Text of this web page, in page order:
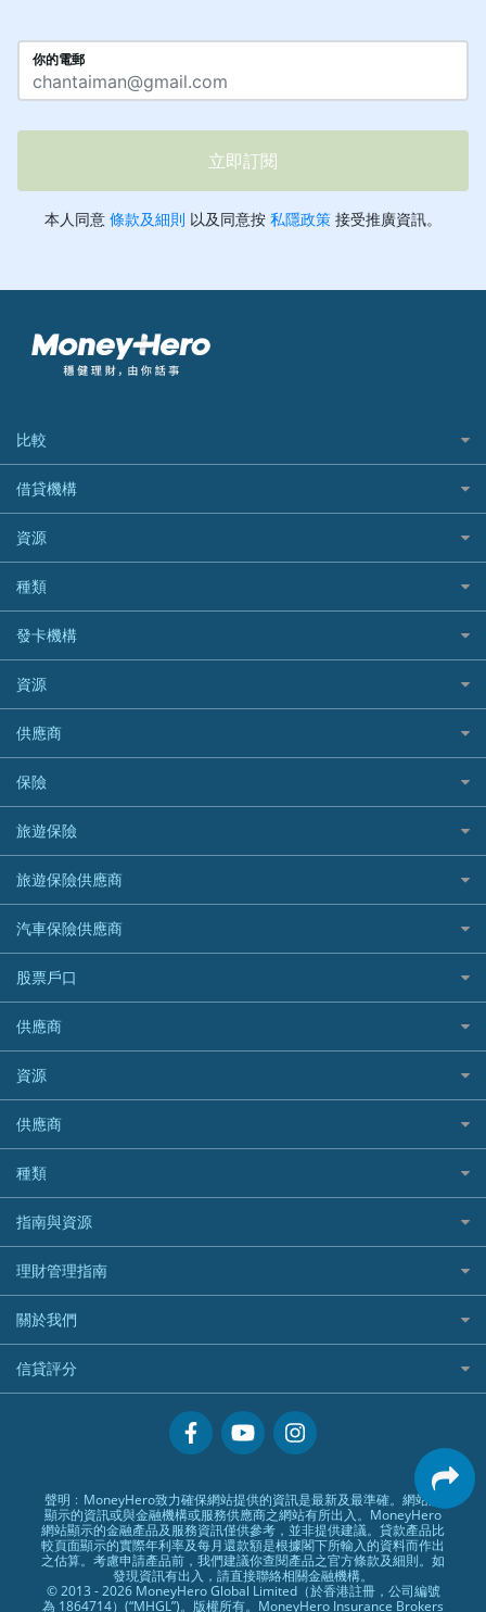
比較
私人貸款比較
稅季/稅務貸款
網上貸款
結餘轉戶(清卡數貸款)
銀行貸款
財務公司貸款
免入息貸款
免TU貸款
急借錢
緊急貸款比較
最佳小額貸款比較
易批必批貸款
24小時貸款
最佳循環貸款
借貸機構
BEA 東亞銀行
BOC 中國銀行
Cashing Pro 優尚信貸
CCB(Asia) 中國建設銀行 (亞洲)
Citibank 花旗銀行
CNCBI 信銀國際
CreFIT 維信
DBS 星展銀行
DSB 大新銀行
HSBC 滙豐銀行貸款
K Cash 貸款
Mox 銀行
National Resources 中潤物業按揭
OCBC 華僑銀行
PrimeCredit 安信信貸
Promise 邦民日本財務
Rabbit Credit月兔信貸
Standard Chartered 渣打銀行
UA 亞洲聯合財務
WeLab Bank
WeLend 貸款
資源
如何申請個人貸款
如何管理個人貸款
個人貸款有用資訊
清卡數貸款教學
循環貸款教學
個人化貸款產品推介 🔥全新
債務重組一覽
供樓利息扣稅
最佳貸款app
種類
網購優惠
精選外幣網購信用卡
尊尚信用卡
公司信用卡
電子錢包信用卡
日本遊信用卡攻略
韓國遊信用卡攻略
台灣遊信用卡攻略
機場貴賓室信用卡
銀聯信用卡
高獎賞信用卡推薦
酒店信用卡
發卡機構
Citibank花旗銀行
AE美國運通
DBS星展銀行
HSBC滙豐銀行
Mox
信銀國際
大新銀行
恒生銀行
Standard Chartered渣打銀行
東亞銀行
SIM
Airwallex信用卡
資源
Black Friday優惠
淘寶付款方式
一田購物優惠日
SOGO感謝祭
HKTVmall優惠碼
交稅優惠
酒店優惠碼
機票優惠碼
供應商
八達通自動增值信用卡
保險
旅遊保險
汽車保險
家居保險
家傭保險
寵物保險
定期人壽保險
危疾保險
年金資訊
樓宇火險
旅遊保險
日本旅遊保險及資訊
泰國旅遊保險及資訊
台灣旅遊保險及資訊
韓國旅遊保險及資訊
歐洲旅遊保險及資訊
越南旅遊保險及資訊
澳洲旅遊保險及資訊
長者嘆世界
家庭親子遊
自駕遊比較
相機有得保
專為孕婦設計的最佳旅遊保險
最佳滑雪旅遊保險
最適合BB的旅遊保險
旅遊保險供應商
AXA 安盛
AIG 美亞
Allianz 安聯
Allied World 世聯
Avo
中國銀行
Bolttech 保特
Blue Cross 藍十字
中國平安
HSBC滙豐銀行
MSIG 三井住友
Prudential 保誠
QBE 昆士蘭
Starr
汽車保險供應商
大新汽車保險
中銀汽車保險
Allianz安聯汽車保險
bolttech保障汽車保險
Zurich蘇黎世汽車保險
QBE昆士蘭汽車保險
平安汽車保險
股票戶口
富途證券
IB盈透證券
老虎證券
uSMART 盈立證券
華盛証券
長橋證券
WeBull微牛證券
漲樂全球通｜華泰國際
OSL
供應商
富途牛牛好唔好？
Webull微牛證券好唔好？
Longbridge長橋證券好唔好？
老虎證券好唔好？
華盛証券好唔好？
漲樂全球通好唔好？
IB盈透證券好唔好？
盈立證券 uSMART 好唔好？
Stashaway好唔好？
資源
股票戶口開戶
證券行邊間好？
港股5隻高息ETF精選
什麼是ETF？
香港30大高息股排行
黃金ETF懶人包
最值得注意的比特幣ETF
選股策略：五步調查攻略
供應商
銀行戶口比較
尊尚銀行戶口
Citi Plus
中信銀行inMotion
Airwallex銀行
種類
定期存款
港元定存
人民幣定存
美元定存
英鎊定存
澳元定存
指南與資源
理財資訊
識慳識賺
債務管理
投資理財
置業安居
專欄文章
理財管理指南
常用相關詞彙
MoneyHero電子報
所有合作銀行或機構
關於我們
服務承諾
網上支援
常見問題
條款及細則
編輯守則
廣告合作
信貸評分
聲明﹕MoneyHero致力確保網站提供的資訊是最新及最準確。網站所
顯示的資訊或與金融機構或服務供應商之網站有所出入。MoneyHero
網站顯示的金融產品及服務資訊僅供參考，並非提供建議。貸款產品比
較頁面顯示的實際年利率及每月還款額是根據閣下所輸入的資料而作出
之估算。考慮申請產品前，我們建議你查閱產品之官方條款及細則。如
發現資訊有出入，請直接聯絡相關金融機構。
© 2013 - 2026 MoneyHero Global Limited（於香港註冊，公司編號
為 1864714）(“MHGL”)。版權所有。MoneyHero Insurance Brokers